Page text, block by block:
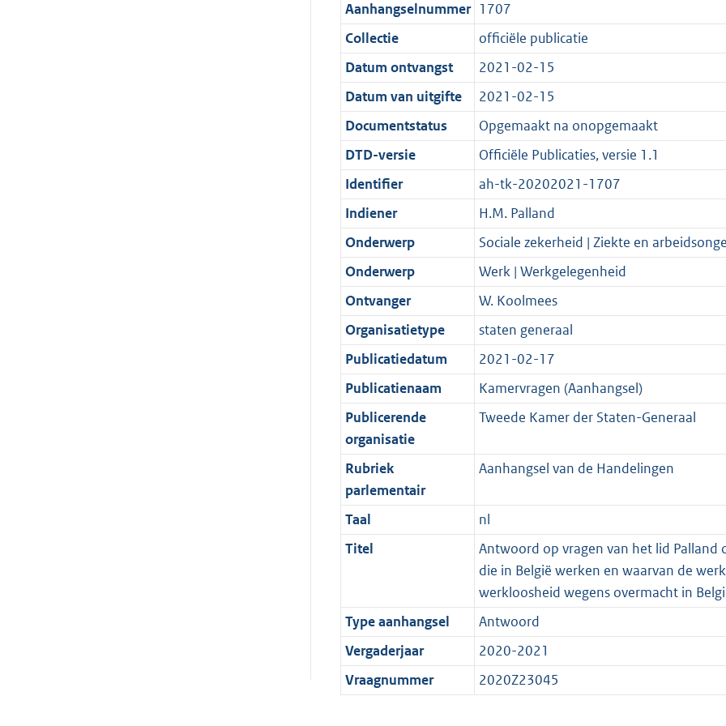
i
e
i
n
f
o
r
m
a
a
t
4
6
K
b
t
i
e
i
n
f
o
r
m
a
a
t
:
9
K
b
a
t
i
e
i
n
f
o
r
m
a
a
t
e
:
1
2
K
b
c
a
t
i
e
i
n
f
o
r
m
a
a
t
t
e
:
1
6
K
b
s
g
r
o
o
t
t
e
:
2
K
b
d
g
o
o
t
t
e
:
2
K
b
Aanhangselnummer 1707
Collectie
officiële publicatie
Datum ontvangst
2021-02-15
Datum van uitgifte
2021-02-15
Documentstatus
Opgemaakt na onopgemaakt
DTD-versie
Officiële Publicaties, versie 1.1
Identifier
ah-tk-20202021-1707
Indiener
H.M. Palland
Onderwerp
Sociale zekerheid | Ziekte en
Onderwerp
Werk | Werkgelegenheid
Ontvanger
W. Koolmees
Organisatietype
staten generaal
Publicatiedatum
2021-02-17
Publicatienaam
Kamervragen (Aanhangsel)
Publicerende
organisatie
Tweede Kamer der Staten-Generaal
Rubriek
parlementair
Aanhangsel van de Handelingen
Taal
nl
Titel
Antwoord op vragen van het lid
die in België werken en waarvan de
werkloosheid wegens overmacht in
Type aanhangsel
Antwoord
Vergaderjaar
2020-2021
Vraagnummer
2020Z23045